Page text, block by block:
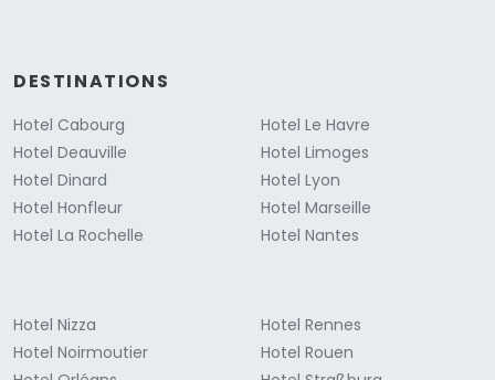
DESTINATIONS
Hotel Cabourg
Hotel Deauville
Hotel Dinard
Hotel Honfleur
Hotel La Rochelle
Hotel Le Havre
Hotel Limoges
Hotel Lyon
Hotel Marseille
Hotel Nantes
Hotel Nizza
Hotel Noirmoutier
Hotel Rennes
Hotel Rouen